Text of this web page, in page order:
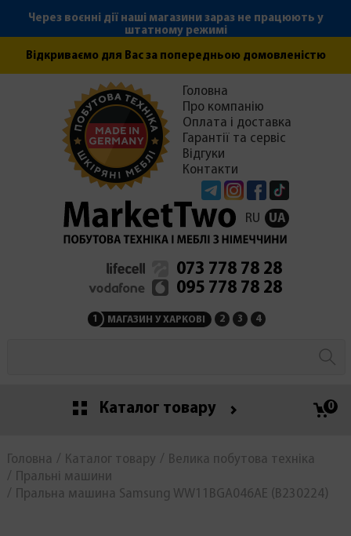
Через воєнні дії наші магазини зараз не працюють у
штатному режимі
Відкриваємо для Вас за попередньою домовленістю
TelegramInstagramFacebook
Головна
Про компанію
Оплата і доставка
Гарантії та сервіс
Відгуки
Контакти
RU UA
073 778 78 28
095 778 78 28
1 МАГАЗИН У ХАРКОВІ 2 МАГАЗИН НА
3 СЕРВІСНИЙ ЦЕНТР
4
Каталог товару 0
Головна Каталог товару
Велика побутова техніка
Пральні машини
Пральна машина Samsung WW11BGA046AE (В230224)